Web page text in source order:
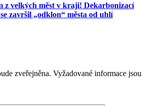
z velkých měst v kraji! Dekarbonizací
završil „odklon“ města od uhlí
zveřejněna. Vyžadované informace jsou